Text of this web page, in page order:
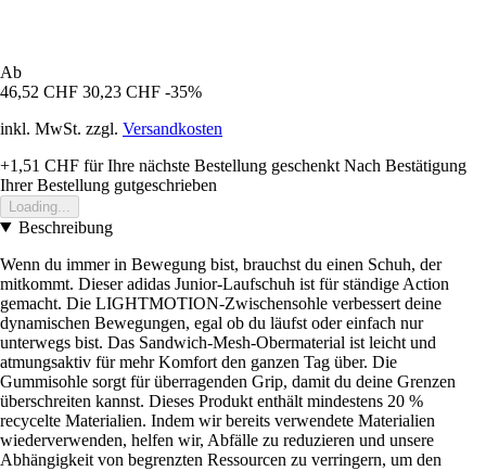
Ab
46,52 CHF 30,23 CHF -35%
inkl. MwSt. zzgl. Versandkosten
+1,51 CHF für Ihre nächste Bestellung geschenkt Nach Bestätigung
Ihrer Bestellung gutgeschrieben
Loading...
Beschreibung
Wenn du immer in Bewegung bist, brauchst du einen Schuh, der
mitkommt. Dieser adidas Junior-Laufschuh ist für ständige Action
gemacht. Die LIGHTMOTION-Zwischensohle verbessert deine
dynamischen Bewegungen, egal ob du läufst oder einfach nur
unterwegs bist. Das Sandwich-Mesh-Obermaterial ist leicht und
atmungsaktiv für mehr Komfort den ganzen Tag über. Die
Gummisohle sorgt für überragenden Grip, damit du deine Grenzen
überschreiten kannst. Dieses Produkt enthält mindestens 20 %
recycelte Materialien. Indem wir bereits verwendete Materialien
wiederverwenden, helfen wir, Abfälle zu reduzieren und unsere
Abhängigkeit von begrenzten Ressourcen zu verringern, um den